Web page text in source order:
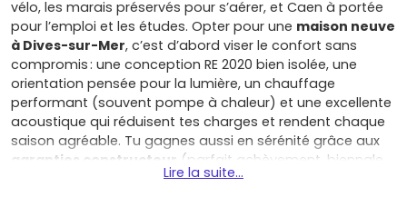
vélo, les marais préservés pour s’aérer, et Caen à portée
pour l’emploi et les études. Opter pour une maison neuve
à Dives-sur-Mer, c’est d’abord viser le confort sans
compromis : une conception RE 2020 bien isolée, une
orientation pensée pour la lumière, un chauffage
performant (souvent pompe à chaleur) et une excellente
acoustique qui réduisent tes charges et rendent chaque
saison agréable. Tu gagnes aussi en sérénité grâce aux
garanties constructeur (parfait achèvement, biennale,
frais de notaire réduits
Lire la suite...